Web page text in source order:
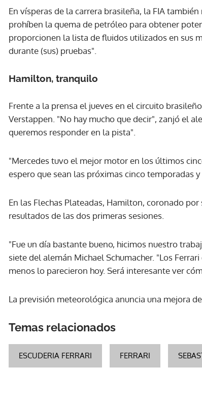
En vísperas de la carrera brasileña, la FIA
prohíben la quema de petróleo para obtener
proporcionen la lista de fluidos utilizados en sus
durante (sus) pruebas".
Hamilton, tranquilo
Frente a la prensa el jueves en el circuito
Verstappen. "No hay mucho que decir", zanjó el
queremos responder en la pista".
"Mercedes tuvo el mejor motor en los últimos
espero que sean las próximas cinco temporadas
En las Flechas Plateadas, Hamilton, coronado
resultados de las dos primeras sesiones.
"Fue un día bastante bueno, hicimos nuestro
siete del alemán Michael Schumacher. "Los
menos lo parecieron hoy. Será interesante ver
La previsión meteorológica anuncia una mejora
Temas relacionados
ESCUDERIA FERRARI FERRARI